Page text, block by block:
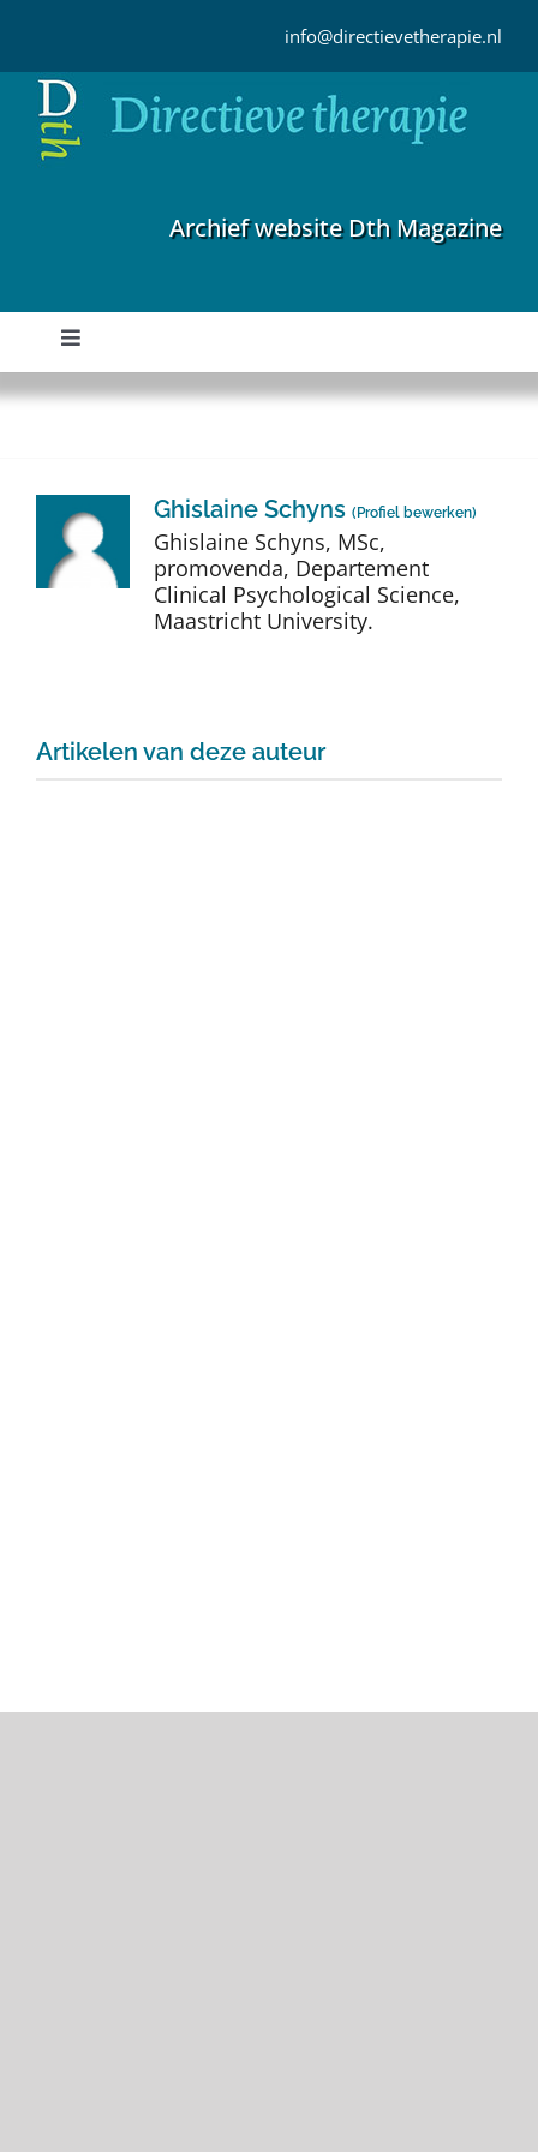
inhoud
info@directievetherapie.nl
Archief website Dth Magazine
Toggle
Navigation
Home
Auteurs
Ghislaine Schyns ( Profiel bewerken)
Ghislaine Schyns, MSc,
promovenda, Departement
Clinical Psychological Science,
Maastricht University.
Artikelen van deze auteur